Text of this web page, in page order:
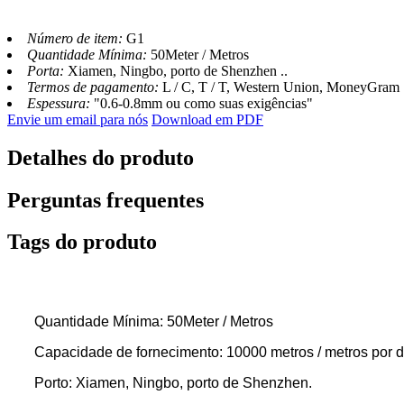
Número de item: G1
Quantidade Mínima: 50Meter / Metros
Porta: Xiamen, Ningbo, porto de Shenzhen ..
Termos de pagamento: L / C, T / T, Western Union, MoneyGram
Espessura: "0.6-0.8mm ou como suas exigências"
Envie um email para nós Download em PDF
Detalhes do produto
Perguntas frequentes
Tags do produto
Quantidade Mínima: 50Meter / Metros
Capacidade de fornecimento: 10000 metros / metros por
Porto: Xiamen, Ningbo, porto de Shenzhen.